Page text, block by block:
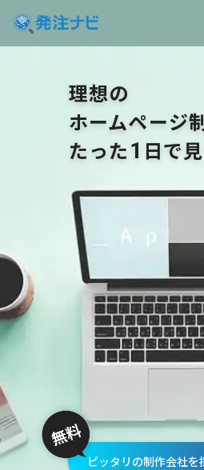
理想の
ホームページ
たった1 日で
ピッタリの制作会社を